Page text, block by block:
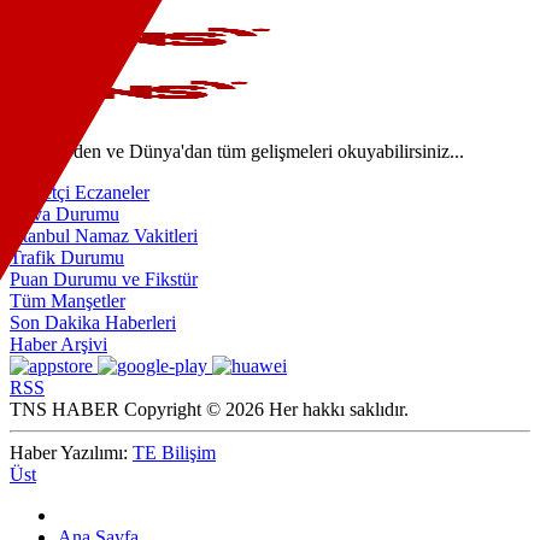
Türkiye'den ve Dünya'dan tüm gelişmeleri okuyabilirsiniz...
Nöbetçi Eczaneler
Hava Durumu
İstanbul Namaz Vakitleri
Trafik Durumu
Puan Durumu ve Fikstür
Tüm Manşetler
Son Dakika Haberleri
Haber Arşivi
RSS
TNS HABER Copyright © 2026 Her hakkı saklıdır.
Haber Yazılımı: TE Bilişim
Üst